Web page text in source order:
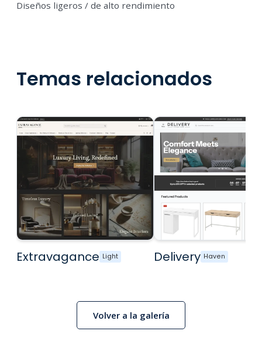
Diseños ligeros / de alto rendimiento
Temas relacionados
Extravagance Light Delivery Haven
Volver a la galería